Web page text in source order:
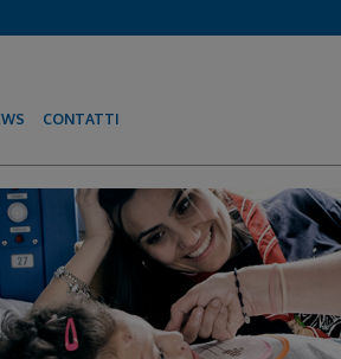
CONTATTI